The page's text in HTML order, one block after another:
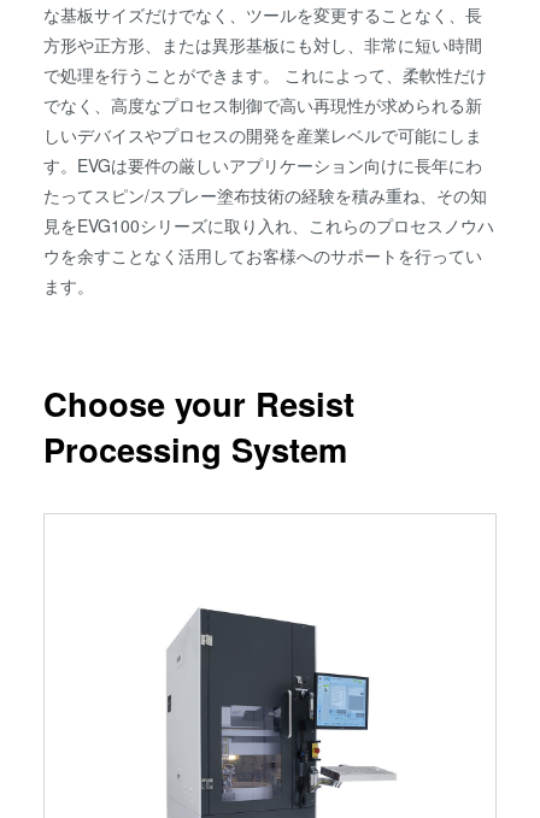
な基板サイズだけでなく、ツールを変更することなく、長
方形や正方形、または異形基板にも対し、非常に短い時間
で処理を行うことができます。 これによって、柔軟性だけ
でなく、高度なプロセス制御で高い再現性が求められる新
しいデバイスやプロセスの開発を産業レベルで可能にしま
す。EVGは要件の厳しいアプリケーション向けに長年にわ
たってスピン/スプレー塗布技術の経験を積み重ね、その知
見をEVG100シリーズに取り入れ、これらのプロセスノウハ
ウを余すことなく活用してお客様へのサポートを行ってい
ます。
Choose your Resist
Processing System